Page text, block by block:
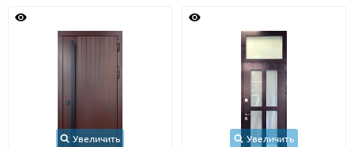
Увеличить Увеличить